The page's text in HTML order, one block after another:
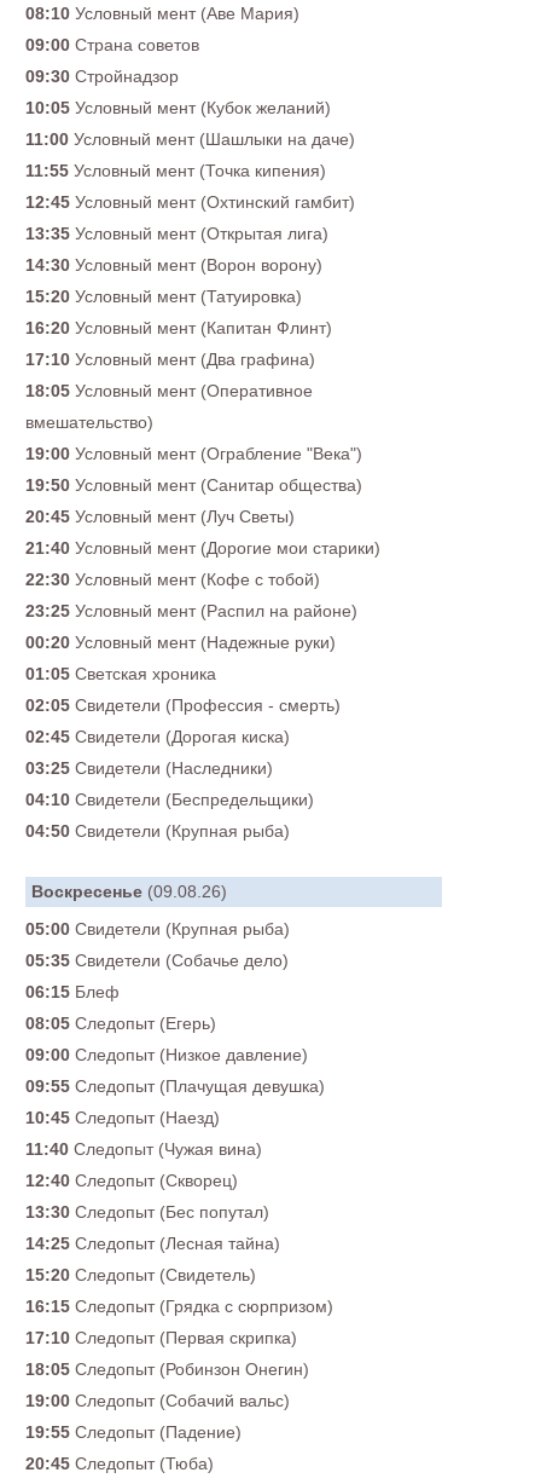
08:10 Условный мент (Аве Мария)
09:00 Страна советов
09:30 Стройнадзор
10:05 Условный мент (Кубок желаний)
11:00 Условный мент (Шашлыки на даче)
11:55 Условный мент (Точка кипения)
12:45 Условный мент (Охтинский гамбит)
13:35 Условный мент (Открытая лига)
14:30 Условный мент (Ворон ворону)
15:20 Условный мент (Татуировка)
16:20 Условный мент (Капитан Флинт)
17:10 Условный мент (Два графина)
18:05 Условный мент (Оперативное
вмешательство)
19:00 Условный мент (Ограбление "Века")
19:50 Условный мент (Санитар общества)
20:45 Условный мент (Луч Светы)
21:40 Условный мент (Дорогие мои старики)
22:30 Условный мент (Кофе с тобой)
23:25 Условный мент (Распил на районе)
00:20 Условный мент (Надежные руки)
01:05 Светская хроника
02:05 Свидетели (Профессия - смерть)
02:45 Свидетели (Дорогая киска)
03:25 Свидетели (Наследники)
04:10 Свидетели (Беспредельщики)
04:50 Свидетели (Крупная рыба)
Воскресенье (09.08.26)
05:00 Свидетели (Крупная рыба)
05:35 Свидетели (Собачье дело)
06:15 Блеф
08:05 Следопыт (Егерь)
09:00 Следопыт (Низкое давление)
09:55 Следопыт (Плачущая девушка)
10:45 Следопыт (Наезд)
11:40 Следопыт (Чужая вина)
12:40 Следопыт (Скворец)
13:30 Следопыт (Бес попутал)
14:25 Следопыт (Лесная тайна)
15:20 Следопыт (Свидетель)
16:15 Следопыт (Грядка с сюрпризом)
17:10 Следопыт (Первая скрипка)
18:05 Следопыт (Робинзон Онегин)
19:00 Следопыт (Собачий вальс)
19:55 Следопыт (Падение)
20:45 Следопыт (Тюба)